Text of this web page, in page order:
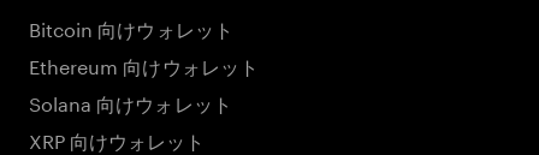
Bitcoin 向けウォレット
Ethereum 向けウォレット
Solana 向けウォレット
XRP 向けウォレット